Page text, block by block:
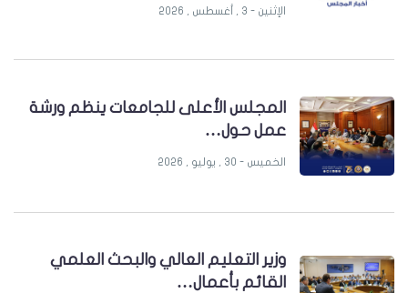
الإثنين - 3 , أغسطس , 2026
المجلس الأعلى للجامعات ينظم ورشة
عمل حول…
الخميس - 30 , يوليو , 2026
وزير التعليم العالي والبحث العلمي
القائم بأعمال…